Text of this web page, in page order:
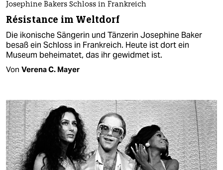
Josephine Bakers Schloss in Frankreich
Résistance im Weltdorf
Die ikonische Sängerin und Tänzerin Josephine Baker
besaß ein Schloss in Frankreich. Heute ist dort ein
Museum beheimatet, das ihr gewidmet ist.
Von Verena C. Mayer